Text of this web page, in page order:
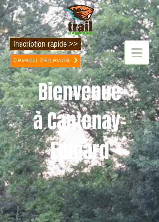
Inscription rapide >>
Devenir bénévole
Bienvenue
àCantenay-
Epinard